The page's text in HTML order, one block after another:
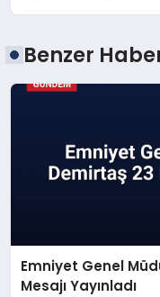
Benzer
Emniyet Genel
Mesajı Yayınladı